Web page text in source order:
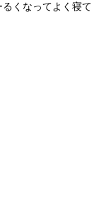
くなってよく寝て